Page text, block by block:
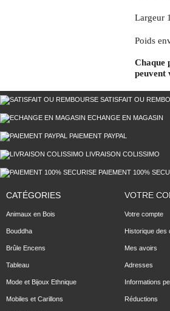
Largeur
Poids
Chaque
peuvent
SATISFAIT OU
ECHANGE EN MAGASIN
PAIEMENT PAYPAL
LIVRAISON COLISSIMO
PAIEMENT 100%
CATÉGORIES
Animaux en Bois
Bouddha
Brûle Encens
Tableau
Mode et Bijoux Ethnique
Mobiles et Carillons
VOTRE
Votre compte
Historique des
Mes avoirs
Adresses
Informations
Réductions